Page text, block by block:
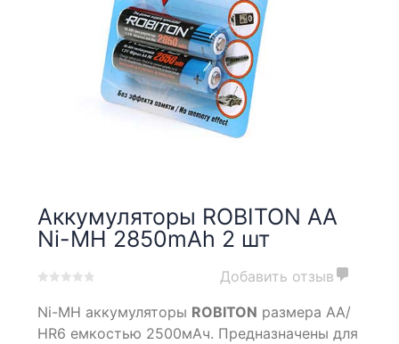
Аккумуляторы ROBITON AA
Ni-MH 2850mAh 2 шт
out
of
Добавить отзыв
Ni-MH аккумуляторы ROBITON размера AА/
НR6 емкостью 2500мАч. Предназначены для